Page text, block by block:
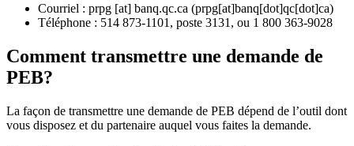
Courriel : prpg [at] banq.qc.ca (prpg[at]banq[dot]qc[dot]ca)
Téléphone : 514 873-1101, poste 3131, ou 1 800 363-9028
Comment transmettre une demande de
PEB?
La façon de transmettre une demande de PEB dépend de l’outil dont
vous disposez et du partenaire auquel vous faites la demande.